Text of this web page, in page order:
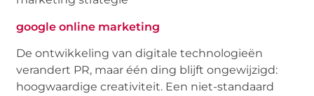
google online marketing
De ontwikkeling van digitale technologieën
verandert PR, maar één ding blijft ongewijzigd:
hoogwaardige creativiteit. Een niet-standaard